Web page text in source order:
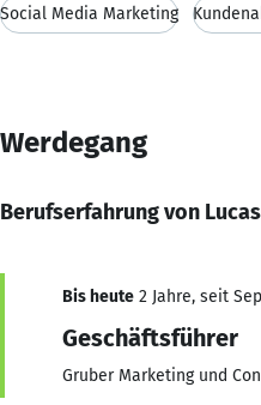
Social Media Marketing
Werdegang
Berufserfahrung von
Bis heute 2 Jahre, seit
Geschäftsführer
Gruber Marketing und